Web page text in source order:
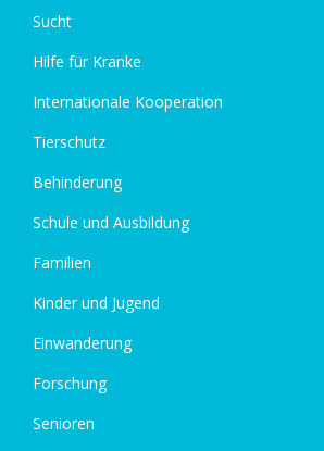
Sucht
Hilfe für Kranke
Internationale Kooperation
Tierschutz
Behinderung
Schule und Ausbildung
Familien
Kinder und Jugend
Einwanderung
Forschung
Senioren